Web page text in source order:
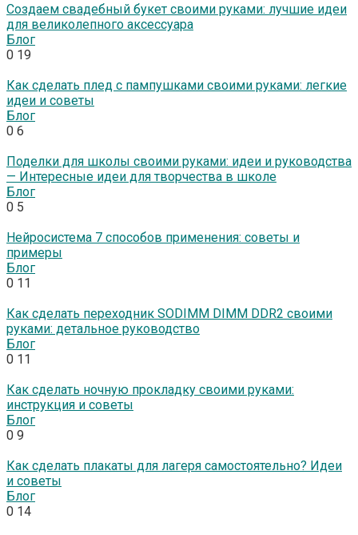
Создаем свадебный букет своими руками: лучшие идеи
для великолепного аксессуара
Блог
0 19
Как сделать плед с пампушками своими руками: легкие
идеи и советы
Блог
0 6
Поделки для школы своими руками: идеи и руководства
— Интересные идеи для творчества в школе
Блог
0 5
Нейросистема 7 способов применения: советы и
примеры
Блог
0 11
Как сделать переходник SODIMM DIMM DDR2 своими
руками: детальное руководство
Блог
0 11
Как сделать ночную прокладку своими руками:
инструкция и советы
Блог
0 9
Как сделать плакаты для лагеря самостоятельно? Идеи
и советы
Блог
0 14